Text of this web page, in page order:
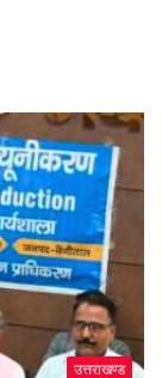
उत्तराखण्ड